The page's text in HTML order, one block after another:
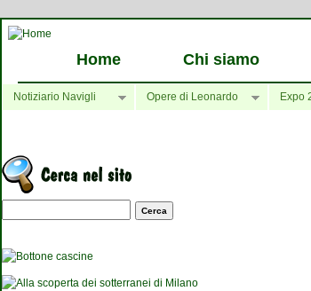
Home Chi siamo
Notiziario Navigli Opere di Leonardo Expo
Maschera di ricerca